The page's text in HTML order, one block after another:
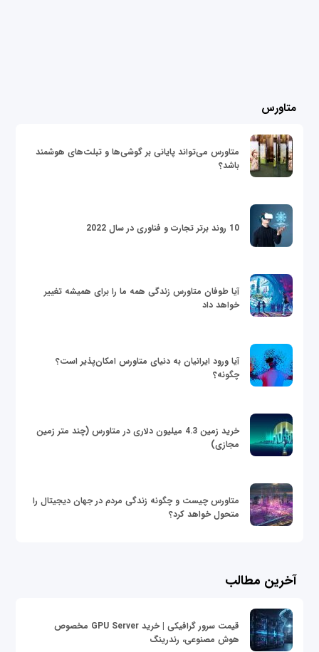
متاورس
متاورس می‌تواند پایانی بر گوشی‌ها و تبلت‌های هوشمند
باشد؟
10 روند برتر تجارت و فناوری در سال 2022
آیا طوفان متاورس زندگی همه ما را برای همیشه تغییر
خواهد داد
آیا ورود ایرانیان به دنیای متاورس امکان‌پذیر است؟
چگونه؟
خرید زمین 4.3 میلیون دلاری در متاورس (چند متر زمین
مجازی)
متاورس چیست و چگونه زندگی مردم در جهان دیجیتال را
متحول خواهد کرد؟
آخرین مطالب
قیمت سرور گرافیکی | خرید GPU Server مخصوص
هوش مصنوعی، رندرینگ